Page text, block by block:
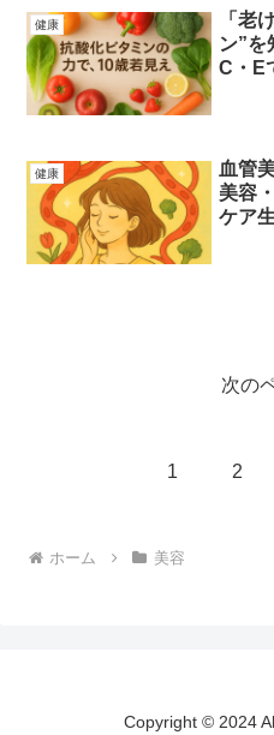
健康
「老
ン”を
C・E
健康
血管
美容
ケア
次の
1 2
ホーム 美容
Copyright © 2024